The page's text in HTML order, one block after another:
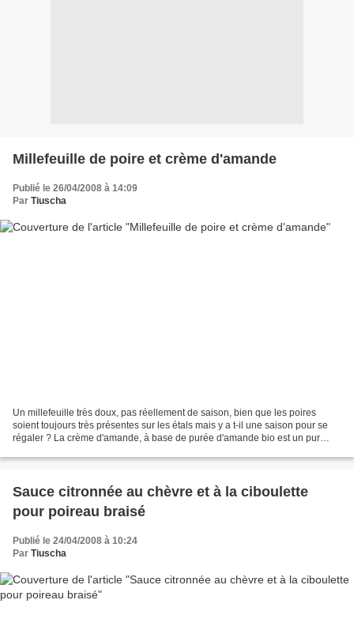
Millefeuille de poire et crème d'amande
Publié le 26/04/2008 à 14:09
Par Tiuscha
Un millefeuille très doux, pas réellement de saison, bien que les poires
soient toujours très présentes sur les étals mais y a t-il une saison pour se
régaler ? La crème d'amande, à base de purée d'amande bio est un pur
Sauce citronnée au chèvre et à la ciboulette
pour poireau braisé
Publié le 24/04/2008 à 10:24
Par Tiuscha